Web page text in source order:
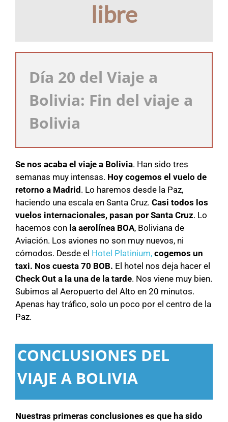
libre
Día 20 del Viaje a
Bolivia: Fin del viaje a
Bolivia
Se nos acaba el viaje a Bolivia. Han sido tres
semanas muy intensas. Hoy cogemos el vuelo de
retorno a Madrid . Lo haremos desde la Paz,
haciendo una escala en Santa Cruz. Casi todos los
vuelos internacionales, pasan por Santa Cruz. Lo
hacemos con la aerolínea BOA, Boliviana de
Aviación. Los aviones no son muy nuevos, ni
cómodos. Desde el Hotel Platinium, cogemos un
taxi. Nos cuesta 70 BOB. El hotel nos deja hacer el
Check Out a la una de la tarde. Nos viene muy bien.
Subimos al Aeropuerto del Alto en 20 minutos.
Apenas hay tráfico, solo un poco por el centro de la
Paz.
CONCLUSIONES DEL
VIAJE A BOLIVIA
Nuestras primeras conclusiones es que ha sido